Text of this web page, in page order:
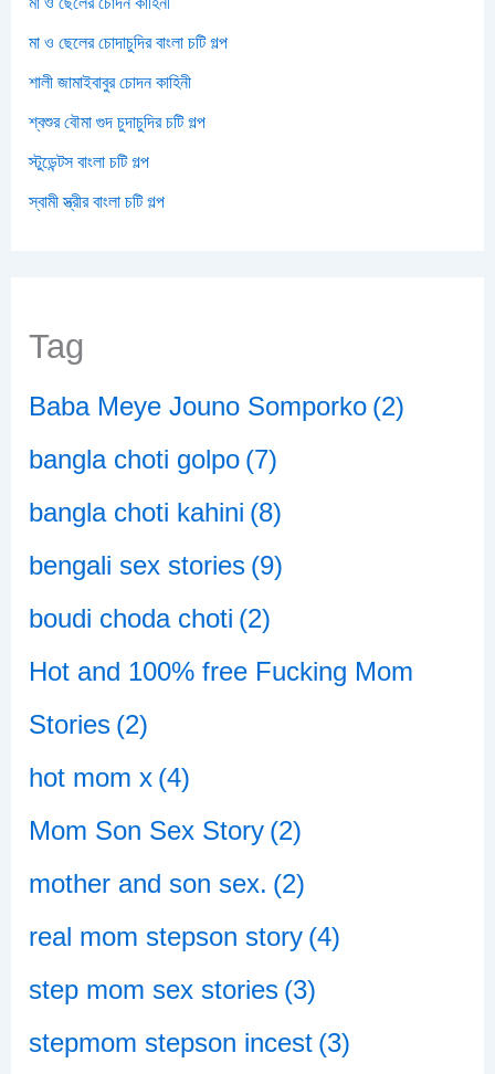
মা ও ছেলের চোদাচুদির বাংলা চটি গল্প
শালী জামাইবাবুর চোদন কাহিনী
শ্বশুর বৌমা গুদ চুদাচুদির চটি গল্প
স্টুডেন্টস বাংলা চটি গল্প
স্বামী স্ত্রীর বাংলা চটি গল্প
Tag
Baba Meye Jouno Somporko (2)
bangla choti golpo (7)
bangla choti kahini (8)
bengali sex stories (9)
boudi choda choti (2)
Hot and 100% free Fucking Mom
Stories (2)
hot mom x (4)
Mom Son Sex Story (2)
mother and son sex. (2)
real mom stepson story (4)
step mom sex stories (3)
stepmom stepson incest (3)